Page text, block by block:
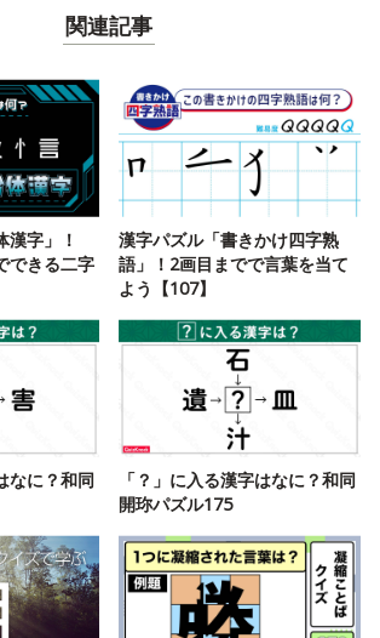
関連記事
漢字」！
できる二字
漢字パズル「書きかけ四字熟
語」！2画目までで言葉を当て
よう【107】
なに？和同
「？」に入る漢字はなに？和同
開珎パズル175